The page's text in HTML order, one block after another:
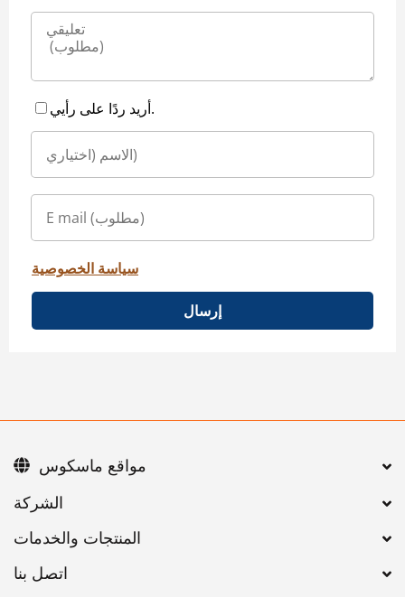
أريد ردًا على رأيي.
سياسة الخصوصية
إرسال
اتصل بنا
مواقع ماسكوس